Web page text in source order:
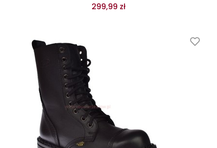
299,99 zł